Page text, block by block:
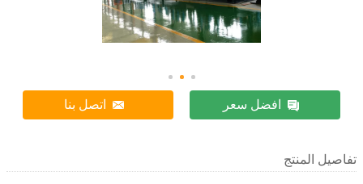
افضل سعر اتصل بنا
تفاصيل المنتج